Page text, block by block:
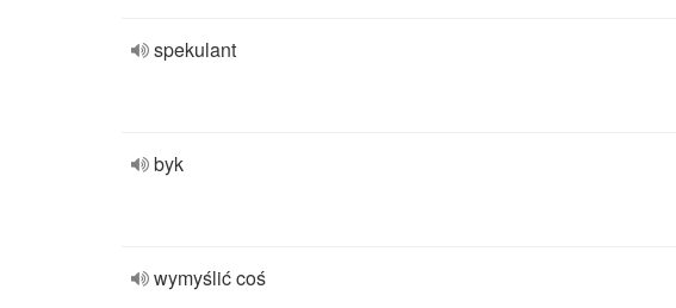
spekulant
byk
wymyślić coś